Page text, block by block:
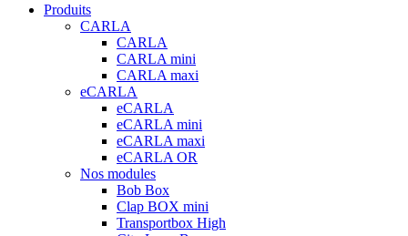
Produits
CARLA
CARLA
CARLA mini
CARLA maxi
eCARLA
eCARLA
eCARLA mini
eCARLA maxi
eCARLA OR
Nos modules
Bob Box
Clap BOX mini
Transportbox High